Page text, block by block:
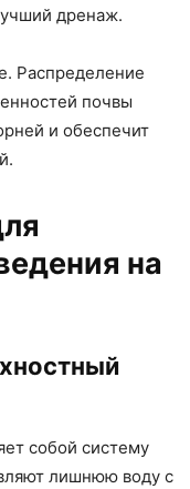
дренаж.
Распределение
почвы
и обеспечит
на
собой систему
лишнюю воду с